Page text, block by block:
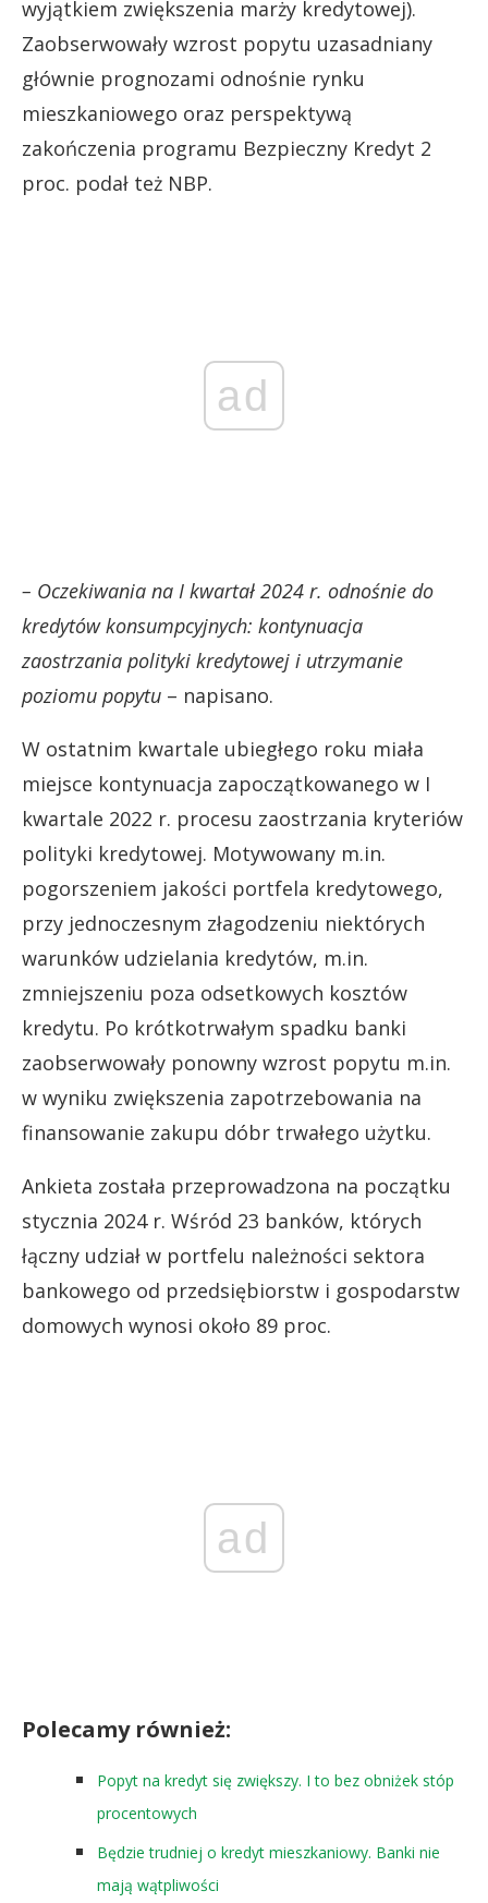
wyjątkiem zwiększenia marży kredytowej).
Zaobserwowały wzrost popytu uzasadniany
głównie prognozami odnośnie rynku
mieszkaniowego oraz perspektywą
zakończenia programu Bezpieczny Kredyt 2
proc. podał też NBP.
ad
– Oczekiwania na I kwartał 2024 r. odnośnie do
kredytów konsumpcyjnych: kontynuacja
zaostrzania polityki kredytowej i utrzymanie
poziomu popytu – napisano.
W ostatnim kwartale ubiegłego roku miała
miejsce kontynuacja zapoczątkowanego w I
kwartale 2022 r. procesu zaostrzania kryteriów
polityki kredytowej. Motywowany m.in.
pogorszeniem jakości portfela kredytowego,
przy jednoczesnym złagodzeniu niektórych
warunków udzielania kredytów, m.in.
zmniejszeniu poza odsetkowych kosztów
kredytu. Po krótkotrwałym spadku banki
zaobserwowały ponowny wzrost popytu m.in.
w wyniku zwiększenia zapotrzebowania na
finansowanie zakupu dóbr trwałego użytku.
Ankieta została przeprowadzona na początku
stycznia 2024 r. Wśród 23 banków, których
łączny udział w portfelu należności sektora
bankowego od przedsiębiorstw i gospodarstw
domowych wynosi około 89 proc.
ad
Polecamy również:
Popyt na kredyt się zwiększy. I to bez obniżek stóp
procentowych
Będzie trudniej o kredyt mieszkaniowy. Banki nie
mają wątpliwości